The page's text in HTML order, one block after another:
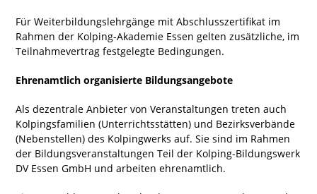
Für Weiterbildungslehrgänge mit Abschlusszertifikat im
Rahmen der Kolping-Akademie Essen gelten zusätzliche, im
Teilnahmevertrag festgelegte Bedingungen.
Ehrenamtlich organisierte Bildungsangebote
Als dezentrale Anbieter von Veranstaltungen treten auch
Kolpingsfamilien (Unterrichtsstätten) und Bezirksverbände
(Nebenstellen) des Kolpingwerks auf. Sie sind im Rahmen
der Bildungsveranstaltungen Teil der Kolping-Bildungswerk
DV Essen GmbH und arbeiten ehrenamtlich.